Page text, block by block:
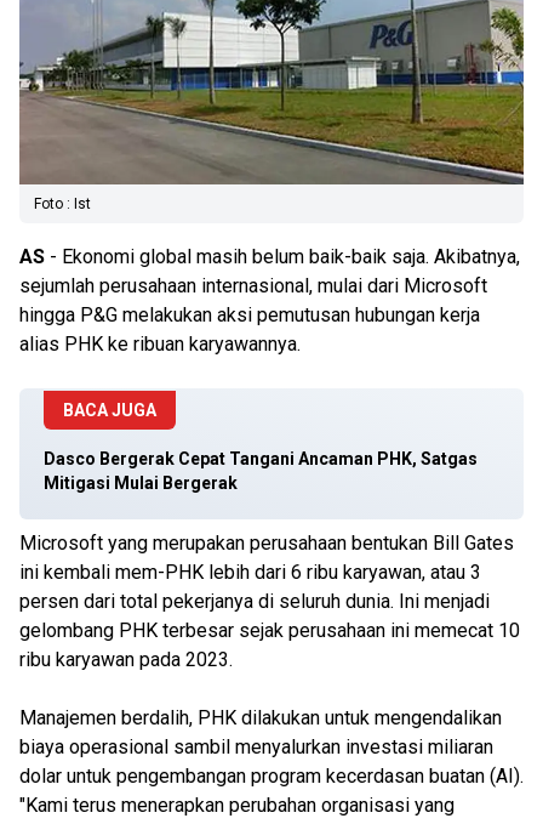
Foto : Ist
AS - Ekonomi global masih belum baik-baik saja. Akibatnya,
sejumlah perusahaan internasional, mulai dari Microsoft
hingga P&G melakukan aksi pemutusan hubungan kerja
alias PHK ke ribuan karyawannya.
BACA JUGA
Dasco Bergerak Cepat Tangani Ancaman PHK, Satgas
Mitigasi Mulai Bergerak
Microsoft yang merupakan perusahaan bentukan Bill Gates
ini kembali mem-PHK lebih dari 6 ribu karyawan, atau 3
persen dari total pekerjanya di seluruh dunia. Ini menjadi
gelombang PHK terbesar sejak perusahaan ini memecat 10
ribu karyawan pada 2023.
Manajemen berdalih, PHK dilakukan untuk mengendalikan
biaya operasional sambil menyalurkan investasi miliaran
dolar untuk pengembangan program kecerdasan buatan (AI).
"Kami terus menerapkan perubahan organisasi yang